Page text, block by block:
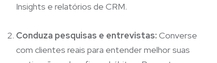
Insights e relatórios de CRM.
Conduza pesquisas e entrevistas: Converse
com clientes reais para entender melhor suas